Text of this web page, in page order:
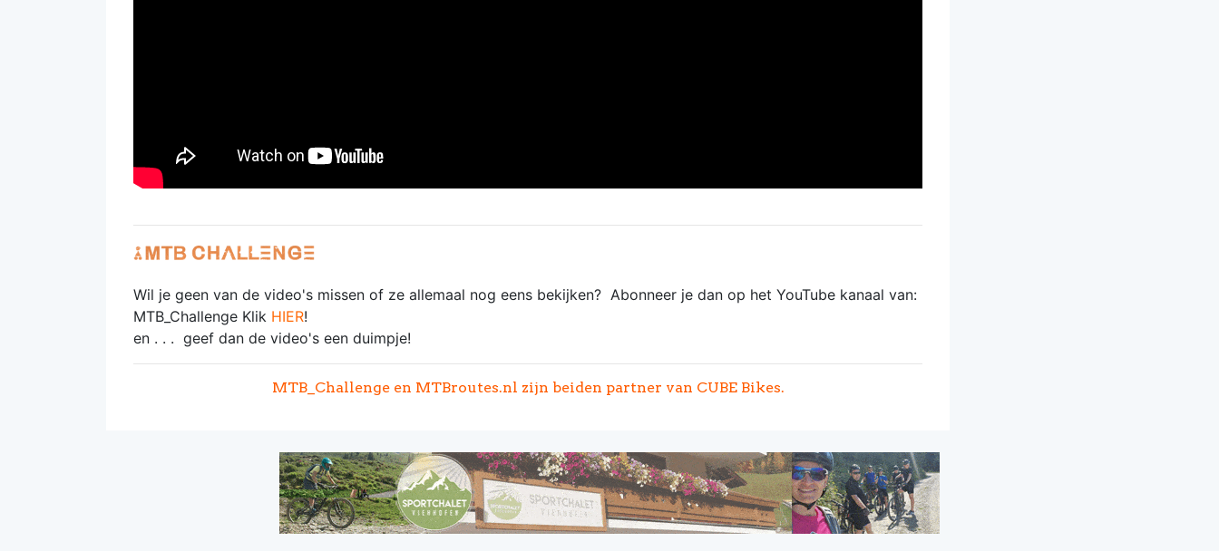
Wil je geen van de video's missen of ze allemaal nog eens bekijken? Abonneer je dan op het YouTube kanaal van:
MTB_Challenge Klik HIER!
en . . . geef dan de video's een duimpje!
MTB_Challenge en MTBroutes.nl zijn beiden partner van CUBE Bikes.